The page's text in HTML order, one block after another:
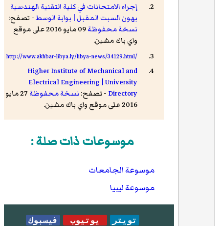
إجراء الامتحانات في كلية التقنية الهندسية
بهون السبت المقبل | بوابة الوسط- تصفح:
نسخة محفوظة
09 مايو 2016 على موقع
واي باك مشين.
http://www.akhbar-libya.ly/libya-news/34129.html/
Higher Institute of Mechanical and
Electrical Engineering | University
Directory - تصفح: نسخة محفوظة
27 مايو
2016 على موقع واي باك مشين.
موسوعات ذات صلة :
موسوعة الجامعات
موسوعة ليبيا
تويتر يوتيوب
فيسبوك